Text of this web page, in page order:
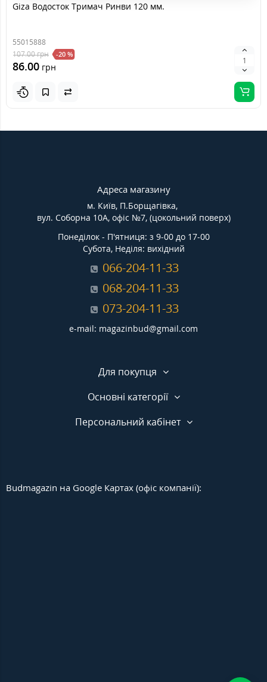
Giza Водосток Тримач Ринви 120 мм.
55015888
107.00грн -20 %
86.00 грн
Адреса магазину
м. Київ, П.Борщагівка,
вул. Соборна 10А, офіс №7, (цокольний поверх)
Понеділок - П'ятниця: з 9-00 до 17-00
Субота, Неділя: вихідний
066-204-11-33
068-204-11-33
073-204-11-33
e-mail: magazinbud@gmail.com
Для покупця
Основні категорії
Персональний кабінет
Budmagazin на Google Картах (офіс компанії):